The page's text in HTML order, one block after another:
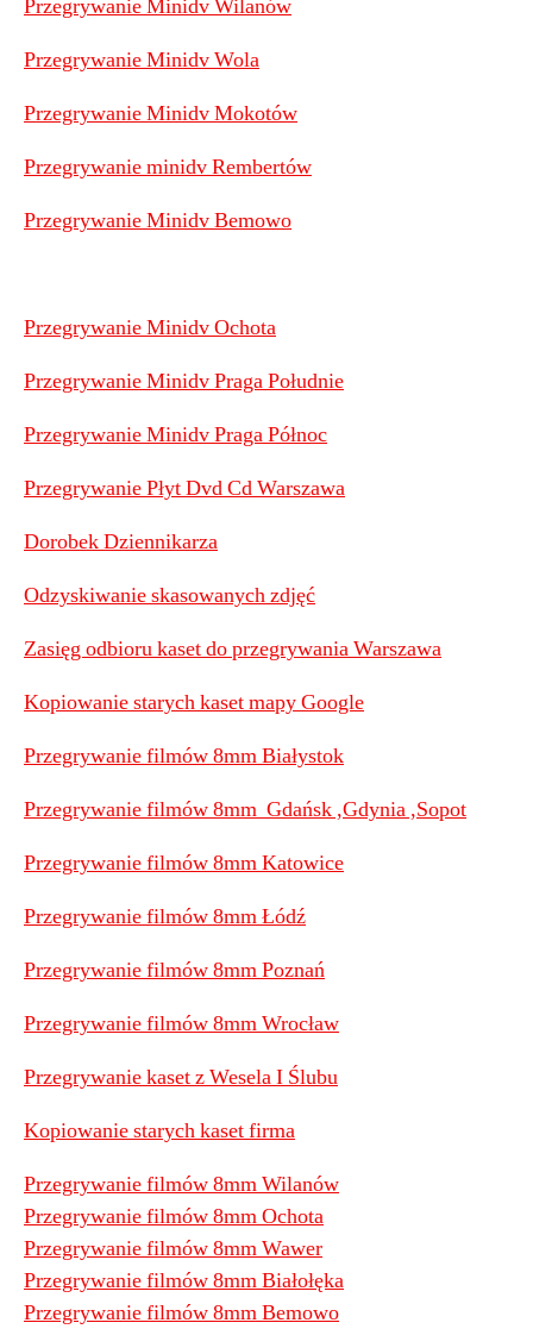
Przegrywanie Minidv Wilanów
Przegrywanie Minidv Wola
Przegrywanie Minidv Mokotów
Przegrywanie minidv Rembertów
Przegrywanie Minidv Bemowo
Przegrywanie Minidv Ochota
Przegrywanie Minidv Praga Południe
Przegrywanie Minidv Praga Północ
Przegrywanie Płyt Dvd Cd Warszawa
Dorobek Dziennikarza
Odzyskiwanie skasowanych zdjęć
Zasięg odbioru kaset do przegrywania Warszawa
Kopiowanie starych kaset mapy Google
Przegrywanie filmów 8mm Białystok
Przegrywanie filmów 8mm Gdańsk ,Gdynia ,Sopot
Przegrywanie filmów 8mm Katowice
Przegrywanie filmów 8mm Łódź
Przegrywanie filmów 8mm Poznań
Przegrywanie filmów 8mm Wrocław
Przegrywanie kaset z Wesela I Ślubu
Kopiowanie starych kaset firma
Przegrywanie filmów 8mm Wilanów
Przegrywanie filmów 8mm Ochota
Przegrywanie filmów 8mm Wawer
Przegrywanie filmów 8mm Białołęka
Przegrywanie filmów 8mm Bemowo